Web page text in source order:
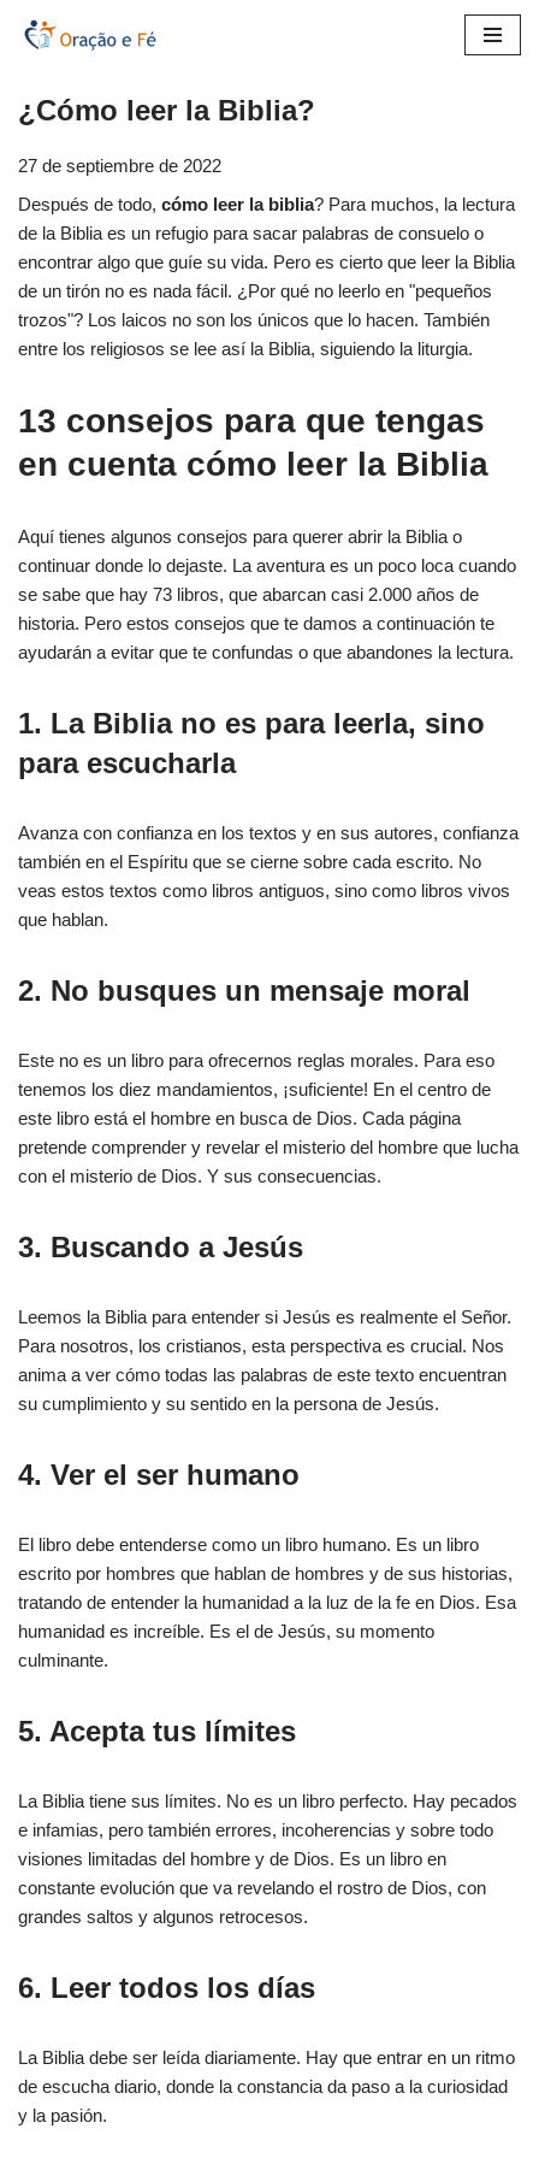
contenido
¿Cómo leer la Biblia?
27 de septiembre de 2022
Después de todo, cómo leer la biblia? Para muchos, la lectura
de la Biblia es un refugio para sacar palabras de consuelo o
encontrar algo que guíe su vida. Pero es cierto que leer la Biblia
de un tirón no es nada fácil. ¿Por qué no leerlo en "pequeños
trozos"? Los laicos no son los únicos que lo hacen. También
entre los religiosos se lee así la Biblia, siguiendo la liturgia.
13 consejos para que tengas
en cuenta cómo leer la Biblia
Aquí tienes algunos consejos para querer abrir la Biblia o
continuar donde lo dejaste. La aventura es un poco loca cuando
se sabe que hay 73 libros, que abarcan casi 2.000 años de
historia. Pero estos consejos que te damos a continuación te
ayudarán a evitar que te confundas o que abandones la lectura.
1. La Biblia no es para leerla, sino
para escucharla
Avanza con confianza en los textos y en sus autores, confianza
también en el Espíritu que se cierne sobre cada escrito. No
veas estos textos como libros antiguos, sino como libros vivos
que hablan.
2. No busques un mensaje moral
Este no es un libro para ofrecernos reglas morales. Para eso
tenemos los diez mandamientos, ¡suficiente! En el centro de
este libro está el hombre en busca de Dios. Cada página
pretende comprender y revelar el misterio del hombre que lucha
con el misterio de Dios. Y sus consecuencias.
3. Buscando a Jesús
Leemos la Biblia para entender si Jesús es realmente el Señor.
Para nosotros, los cristianos, esta perspectiva es crucial. Nos
anima a ver cómo todas las palabras de este texto encuentran
su cumplimiento y su sentido en la persona de Jesús.
4. Ver el ser humano
El libro debe entenderse como un libro humano. Es un libro
escrito por hombres que hablan de hombres y de sus historias,
tratando de entender la humanidad a la luz de la fe en Dios. Esa
humanidad es increíble. Es el de Jesús, su momento
culminante.
5. Acepta tus límites
La Biblia tiene sus límites. No es un libro perfecto. Hay pecados
e infamias, pero también errores, incoherencias y sobre todo
visiones limitadas del hombre y de Dios. Es un libro en
constante evolución que va revelando el rostro de Dios, con
grandes saltos y algunos retrocesos.
6. Leer todos los días
La Biblia debe ser leída diariamente. Hay que entrar en un ritmo
de escucha diario, donde la constancia da paso a la curiosidad
y la pasión.